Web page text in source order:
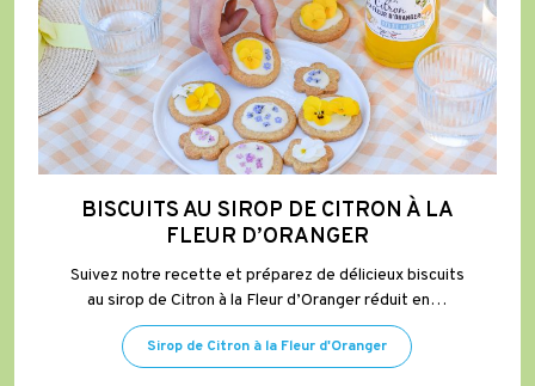
BISCUITS AU SIROP DE CITRON À LA
FLEUR D’ORANGER
Suivez notre recette et préparez de délicieux biscuits
au sirop de Citron à la Fleur d’Oranger réduit en…
Sirop de Citron à la Fleur d'Oranger